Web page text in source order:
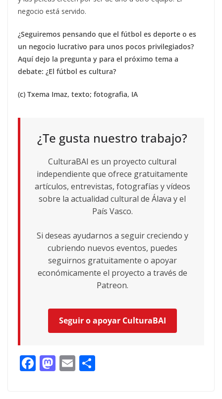
negocio está servido.
¿Seguiremos pensando que el fútbol es deporte o es
un negocio lucrativo para unos pocos privilegiados?
Aquí dejo la pregunta y para el próximo tema a
debate: ¿El fútbol es cultura?
(c) Txema Imaz, texto; fotografia, IA
¿Te gusta nuestro trabajo?
CulturaBAI es un proyecto cultural
independiente que ofrece gratuitamente
artículos, entrevistas, fotografías y vídeos
sobre la actualidad cultural de Álava y el
País Vasco.
Si deseas ayudarnos a seguir creciendo y
cubriendo nuevos eventos, puedes
seguirnos gratuitamente o apoyar
económicamente el proyecto a través de
Patreon.
Seguir o apoyar CulturaBAI
F M E